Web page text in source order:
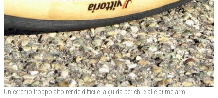
Un cerchio troppo alto rende difficile la guida per chi è alle prime armi